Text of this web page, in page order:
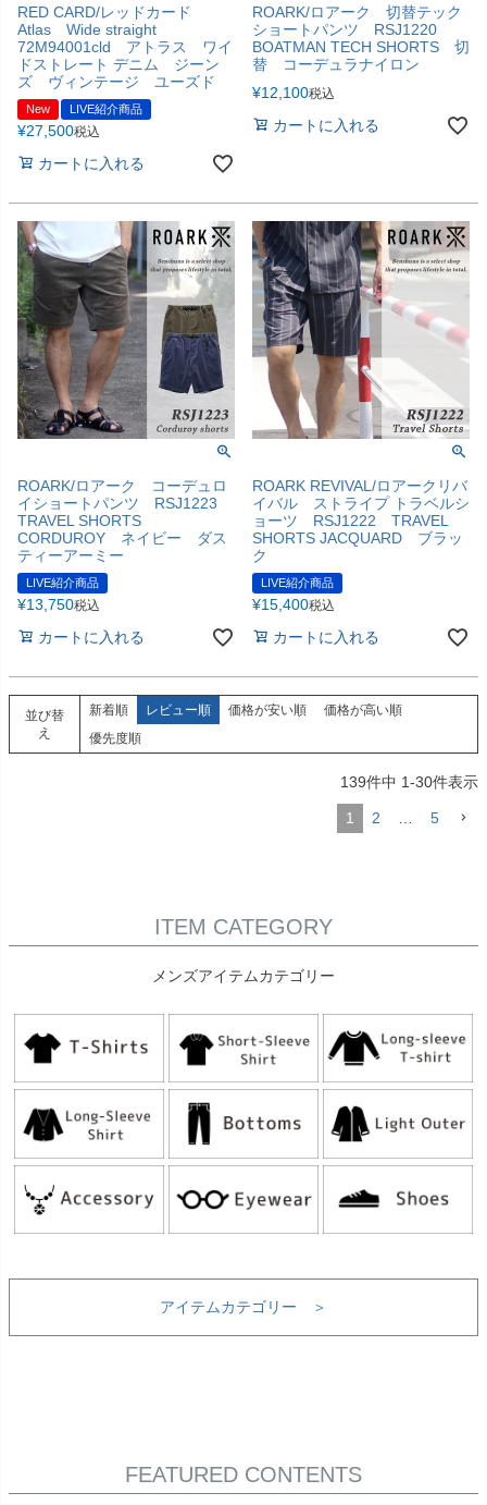
RED CARD/レッドカード
Atlas Wide straight
72M94001cld アトラス ワイ
ドストレート デニム ジーン
ズ ヴィンテージ ユーズド
New LIVE紹介商品
¥27,500税込
カートに入れる
ROARK/ロアーク 切替テック
ショートパンツ RSJ1220
BOATMAN TECH SHORTS 切
替 コーデュラナイロン
¥12,100税込
カートに入れる
ROARK/ロアーク コーデュロ
イショートパンツ RSJ1223
TRAVEL SHORTS
CORDUROY ネイビー ダス
ティーアーミー
LIVE紹介商品
¥13,750税込
カートに入れる
ROARK REVIVAL/ロアークリバ
イバル ストライプ トラベルシ
ョーツ RSJ1222 TRAVEL
SHORTS JACQUARD ブラッ
ク
LIVE紹介商品
¥15,400税込
カートに入れる
並び替
え
新着順 レビュー順 価格が安い順
価格が高い順
優先度順
139件中 1-30件表示
1 2 5
ITEM CATEGORY
メンズアイテムカテゴリー
アイテムカテゴリー ＞
FEATURED CONTENTS